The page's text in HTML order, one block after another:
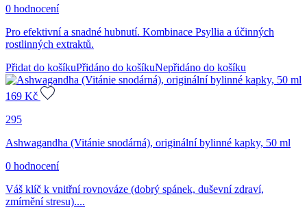
0 hodnocení
Pro efektivní a snadné hubnutí. Kombinace Psyllia a účinných
rostlinných extraktů.
Přidat do košíkuPřidáno do košíkuNepřidáno do košíku
169 Kč
295
Ashwagandha (Vitánie snodárná), originální bylinné kapky, 50 ml
0 hodnocení
Váš klíč k vnitřní rovnováze (dobrý spánek, duševní zdraví,
zmírnění stresu)....